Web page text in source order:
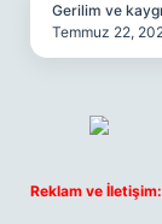
Gerilim ve
Temmuz 22,
Reklam ve İletişim: